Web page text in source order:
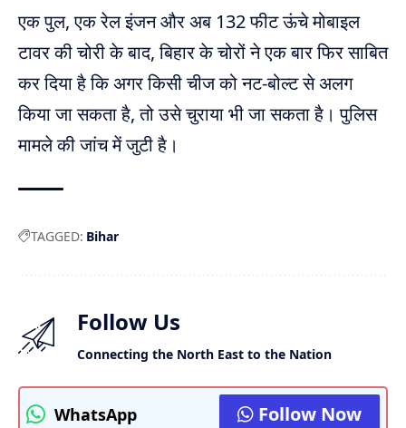
एक पुल, एक रेल इंजन और अब 132 फीट ऊंचे मोबाइल
टावर की चोरी के बाद, बिहार के चोरों ने एक बार फिर साबित
कर दिया है कि अगर किसी चीज को नट-बोल्ट से अलग
किया जा सकता है, तो उसे चुराया भी जा सकता है। पुलिस
मामले की जांच में जुटी है।
TAGGED: Bihar
Follow Us
Connecting the North East to the Nation
WhatsApp Follow Now